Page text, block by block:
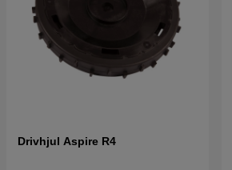
Drivhjul Aspire R4